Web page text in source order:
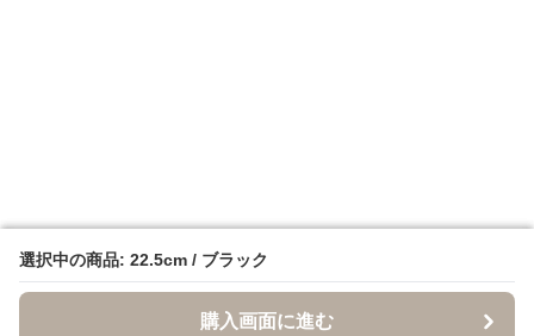
選択中の商品: 22.5cm / ブラック
購入画面に進む
選択中の商品: 22.5cm / ブラック
購入画面に進む